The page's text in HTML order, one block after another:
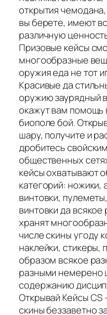
открытия
вы берете, имеют
различную
Призовые кейсы
многообразные
оружия еда не тот
Красивые да
оружию заурядный
окажут вам помощь
биополе бой.
шару, получите и
дробитесь
общественных
кейсы охватывают
категорий: ножики,
винтовки,
винтовки да
хранят
числе скины угоду
наклейки, стикеры,
образом всякое
разными немерено
содержанию
Открывай Кейсы CS
скины беззаветно